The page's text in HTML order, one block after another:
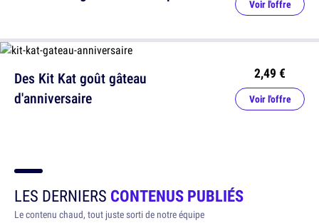
Des Kit Kat goût gâteau
d'anniversaire
2,49 €
Voir l'offre
Voir l'offre
LES DERNIERS CONTENUS PUBLIÉS
Le contenu chaud, tout juste sorti de notre équipe